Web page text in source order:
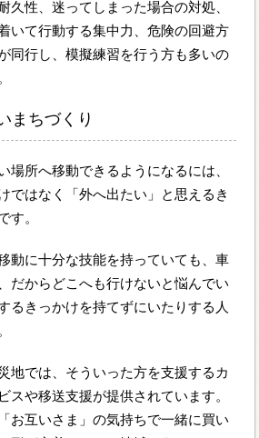
久性、迷ってしまった場合の対処、
いて行動する集中力、危険の回避方
同行し、模擬練習を行う方も多いの
まちづくり
場所へ移動できるようになるには、
ではなく「外へ出たい」と思えるき
す。
動に十分な技能を持っていても、車
だからどこへも行けないと悩んでい
るきっかけを持てずにいたりする人
地では、そういった方を支援するカ
スや移送支援が提供されています。
お互いさま」の気持ちで一緒に買い